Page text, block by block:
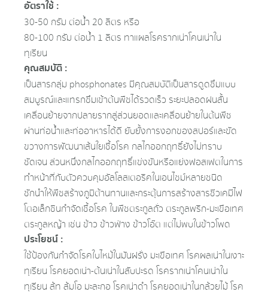
อัตราใช้ :
30-50 กรัม ต่อน้ำ 20 ลิตร หรือ
80-100 กรัม ต่อน้ำ 1 ลิตร ทาแผลโรครากเน่าโคนเน่าใน
ทุเรียน
คุณสมบัติ :
เป็นสารกลุ่ม phosphonates มีคุณสมบัติเป็นสารดูดซึมแบบ
สมบูรณ์และแทรกซึมเข้าต้นพืชได้รวดเร็ว ระยะปลอดฝนสั้น
เคลื่อนย้ายจากปลายรากสู่ส่วนยอดและเคลื่อนย้ายในต้นพืช
ผ่านท่อน้ำและท่ออาหารได้ดี ยับยั้งการงอกของสปอร์และขัด
ขวางการพัฒนาเส้นใยเชื้อโรค กลไกออกฤทธิ์ยังไม่ทราบ
ชัดเจน ส่วนหนึ่งกลไกออกฤทธิ์แข่งขันหรือแย่งฟอสเฟตในการ
ทำหน้าที่กับตัวควบคุมอัลโลสเตอริคในเอนไซม์หลายชนิด
ชักนำให้พืชสร้างภูมิต้านทานและกระตุ้นการสร้างสารชีวเคมีไฟ
โตอเล็กซินกำจัดเชื้อโรค ในพืชตระกูลถั่ว ตระกูลพริก-มะเขือเทศ
ตระกูลหญ้า เช่น ข้าว ข้าวฟ่าง ข้าวโอ๊ต แต่ไม่พบในข้าวโพด
ประโยชน์ :
ใช้ป้องกันกำจัดโรคใบไหม้ในมันฝรั่ง มะเขือเทศ โรคผลเน่าในเงาะ
ทุเรียน โรคยอดเน่า-ต้นเน่าในสับปะรด โรครากเน่าโคนเน่าใน
ทุเรียน ส้ท ส้มโอ มะละกอ โรคเน่าดำ โรคยอดเน่าในกล้วยไม้ โรค